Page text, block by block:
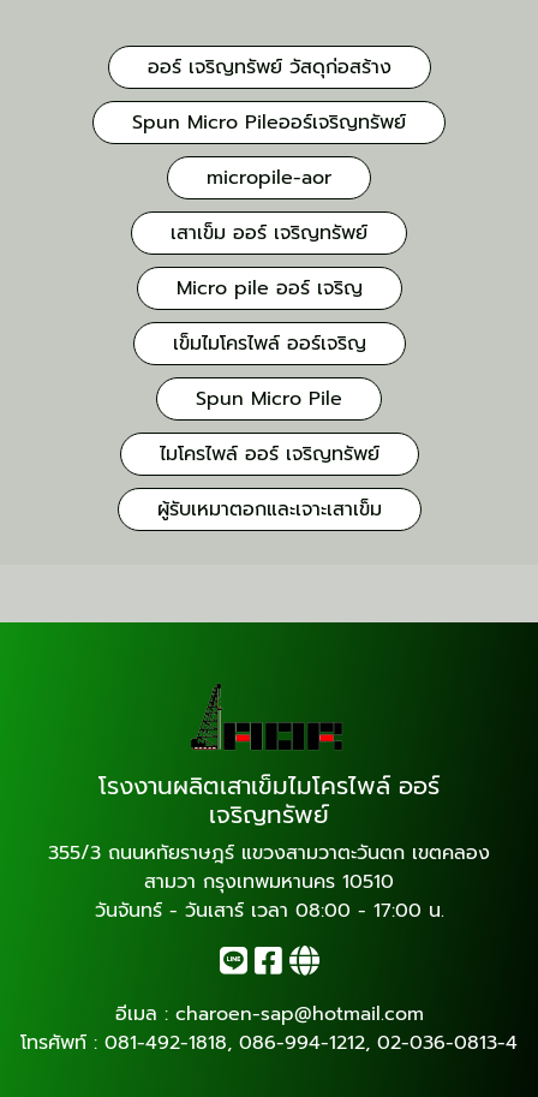
ออร์ เจริญทรัพย์ วัสดุก่อสร้าง
Spun Micro Pileออร์เจริญทรัพย์
micropile-aor
เสาเข็ม ออร์ เจริญทรัพย์
Micro pile ออร์ เจริญ
เข็มไมโครไพล์ ออร์เจริญ
Spun Micro Pile
ไมโครไพล์ ออร์ เจริญทรัพย์
ผู้รับเหมาตอกและเจาะเสาเข็ม
โรงงานผลิตเสาเข็มไมโครไพล์ ออร์
เจริญทรัพย์
355/3 ถนนหทัยราษฎร์ แขวงสามวาตะวันตก เขตคลอง
สามวา กรุงเทพมหานคร 10510
วันจันทร์ - วันเสาร์ เวลา 08:00 - 17:00 น.
อีเมล : charoen-sap@hotmail.com
โทรศัพท์ : 081-492-1818, 086-994-1212, 02-036-0813-4